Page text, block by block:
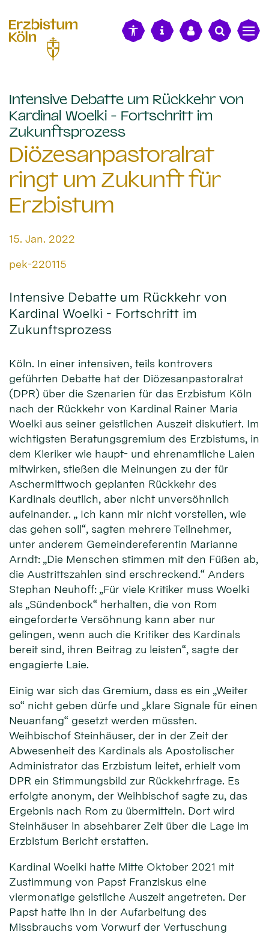
Intensive Debatte um Rückkehr von
Kardinal Woelki - Fortschritt im
Zukunftsprozess:
Diözesanpastoralrat
ringt um Zukunft für
Erzbistum
Datum:
15. Jan. 2022
Von:
pek-220115
Intensive Debatte um Rückkehr von
Kardinal Woelki - Fortschritt im
Zukunftsprozess
Köln. In einer intensiven, teils kontrovers
geführten Debatte hat der Diözesanpastoralrat
(DPR) über die Szenarien für das Erzbistum Köln
nach der Rückkehr von Kardinal Rainer Maria
Woelki aus seiner geistlichen Auszeit diskutiert. Im
wichtigsten Beratungsgremium des Erzbistums, in
dem Kleriker wie haupt- und ehrenamtliche Laien
mitwirken, stießen die Meinungen zu der für
Aschermittwoch geplanten Rückkehr des
Kardinals deutlich, aber nicht unversöhnlich
aufeinander. „ Ich kann mir nicht vorstellen, wie
das gehen soll“, sagten mehrere Teilnehmer,
unter anderem Gemeindereferentin Marianne
Arndt: „Die Menschen stimmen mit den Füßen ab,
die Austrittszahlen sind erschreckend.“ Anders
Stephan Neuhoff: „Für viele Kritiker muss Woelki
als „Sündenbock“ herhalten, die von Rom
eingeforderte Versöhnung kann aber nur
gelingen, wenn auch die Kritiker des Kardinals
bereit sind, ihren Beitrag zu leisten“, sagte der
engagierte Laie.
Einig war sich das Gremium, dass es ein „Weiter
so“ nicht geben dürfe und „klare Signale für einen
Neuanfang“ gesetzt werden müssten.
Weihbischof Steinhäuser, der in der Zeit der
Abwesenheit des Kardinals als Apostolischer
Administrator das Erzbistum leitet, erhielt vom
DPR ein Stimmungsbild zur Rückkehrfrage. Es
erfolgte anonym, der Weihbischof sagte zu, das
Ergebnis nach Rom zu übermitteln. Dort wird
Steinhäuser in absehbarer Zeit über die Lage im
Erzbistum Bericht erstatten.
Kardinal Woelki hatte Mitte Oktober 2021 mit
Zustimmung von Papst Franziskus eine
viermonatige geistliche Auszeit angetreten. Der
Papst hatte ihn in der Aufarbeitung des
Missbrauchs vom Vorwurf der Vertuschung